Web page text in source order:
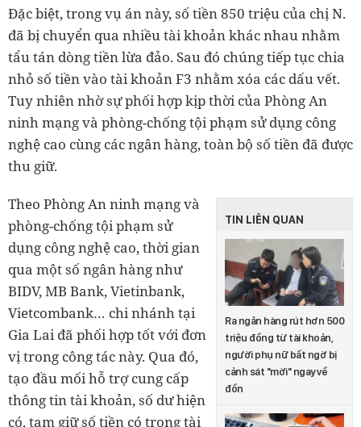
Đặc biệt, trong vụ án này, số tiền 850 triệu của chị N.
đã bị chuyển qua nhiều tài khoản khác nhau nhằm
tẩu tán dòng tiền lừa đảo. Sau đó chúng tiếp tục chia
nhỏ số tiền vào tài khoản F3 nhằm xóa các dấu vết.
Tuy nhiên nhờ sự phối hợp kịp thời của Phòng An
ninh mạng và phòng-chống tội phạm sử dụng công
nghệ cao cùng các ngân hàng, toàn bộ số tiền đã được
thu giữ.
TIN LIÊN QUAN
Ra ngân hàng rút hơn 500
triệu đồng từ tài khoản,
người phụ nữ bất ngờ bị
cảnh sát "mời" ngay về
đồn
Theo Phòng An ninh mạng và
phòng-chống tội phạm sử
dụng công nghệ cao, thời gian
qua một số ngân hàng như
BIDV, MB Bank, Vietinbank,
Vietcombank… chi nhánh tại
Gia Lai đã phối hợp tốt với đơn
vị trong công tác này. Qua đó,
tạo đầu mối hỗ trợ cung cấp
thông tin tài khoản, số dư hiện
có, tạm giữ số tiền có trong tài